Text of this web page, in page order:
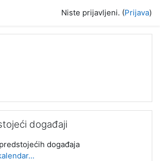
Niste prijavljeni. (Prijava)
događaji
događaja